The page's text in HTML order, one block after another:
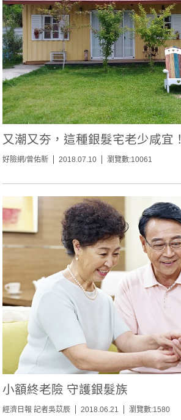
又潮又夯，這種銀髮宅老少咸宜！
好險網/曾佑新 2018.07.10 瀏覽數:10061
小額終老險 守護銀髮族
經濟日報 記者吳苡辰 2018.06.21 瀏覽數:1580